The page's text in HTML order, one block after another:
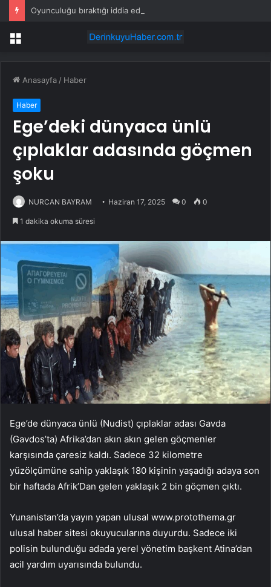
Menü
Anasayfa / Haber
Haber
Ege’deki dünyaca ünlü
çıplaklar adasında göçmen
şoku
NURCAN BAYRAM Haziran 17, 2025 0 0
1 dakika okuma süresi
Ege’de dünyaca ünlü (Nudist) çıplaklar adası Gavda
(Gavdos’ta) Afrika’dan akın akın gelen göçmenler
karşısında çaresiz kaldı. Sadece 32 kilometre
yüzölçümüne sahip yaklaşık 180 kişinin yaşadığı adaya son
bir haftada Afrik’Dan gelen yaklaşık 2 bin göçmen çıktı.
Yunanistan’da yayın yapan ulusal www.protothema.gr
ulusal haber sitesi okuyucularına duyurdu. Sadece iki
polisin bulunduğu adada yerel yönetim başkent Atina’dan
acil yardım uyarısında bulundu.